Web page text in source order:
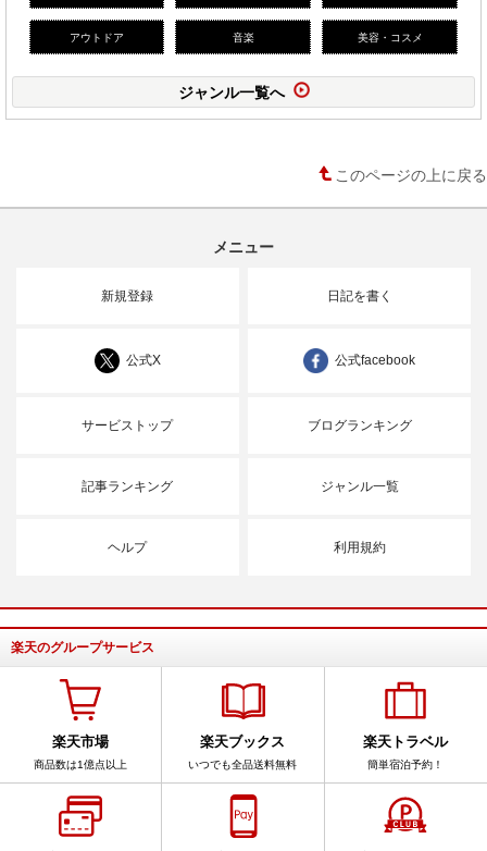
アウトドア 音楽 美容・コスメ
ジャンル一覧へ
このページの上に戻る
メニュー
新規登録 日記を書く
公式X 公式facebook
サービストップ ブログランキング
記事ランキング ジャンル一覧
ヘルプ 利用規約
楽天のグループサービス
楽天市場
商品数は1億点以上
楽天ブックス
いつでも全品送料無料
楽天トラベル
簡単宿泊予約！